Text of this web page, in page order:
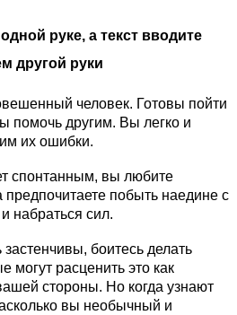
руке, а текст вводите
другой руки
человек. Готовы пойти
помочь другим. Вы легко и
их ошибки.
спонтанным, вы любите
предпочитаете побыть наедине с
набраться сил.
боитесь делать
могут расценить это как
стороны. Но когда узнают
вы необычный и